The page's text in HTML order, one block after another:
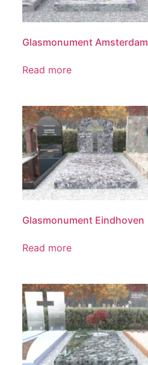
Glasmonument Amsterdam
Read more
Glasmonument Eindhoven
Read more